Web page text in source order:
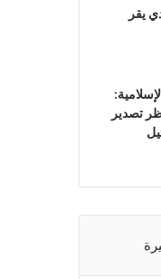
يقر
تصدير